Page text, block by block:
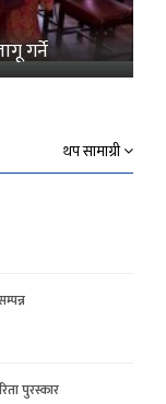
गर्ने
थप सामाग्री
पुरस्कार